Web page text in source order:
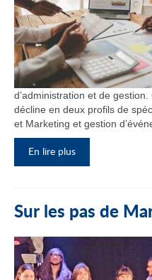
d’administration et de
décline en deux profils de
et Marketing et gestion
En lire plus
Sur les pas de